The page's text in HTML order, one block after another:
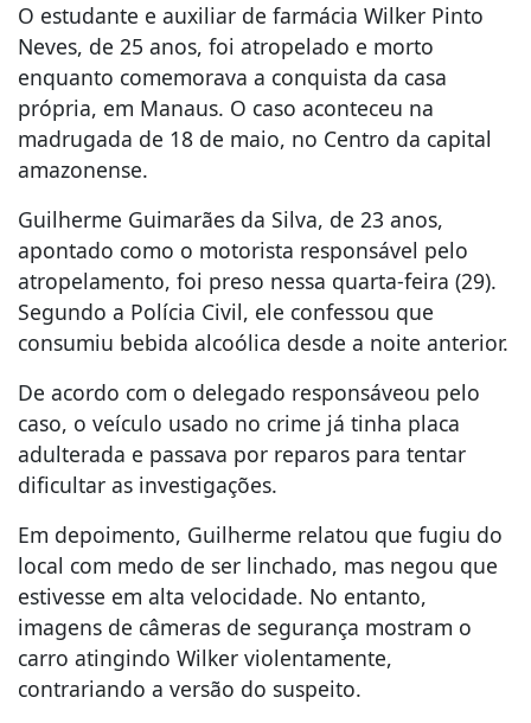
O estudante e auxiliar de farmácia Wilker Pinto
Neves, de 25 anos, foi atropelado e morto
enquanto comemorava a conquista da casa
própria, em Manaus. O caso aconteceu na
madrugada de 18 de maio, no Centro da capital
amazonense.
Guilherme Guimarães da Silva, de 23 anos,
apontado como o motorista responsável pelo
atropelamento, foi preso nessa quarta-feira (29).
Segundo a Polícia Civil, ele confessou que
consumiu bebida alcoólica desde a noite anterior.
De acordo com o delegado responsáveou pelo
caso, o veículo usado no crime já tinha placa
adulterada e passava por reparos para tentar
dificultar as investigações.
Em depoimento, Guilherme relatou que fugiu do
local com medo de ser linchado, mas negou que
estivesse em alta velocidade. No entanto,
imagens de câmeras de segurança mostram o
carro atingindo Wilker violentamente,
contrariando a versão do suspeito.